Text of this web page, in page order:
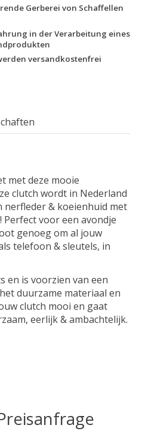
Gerberei von Schaffellen
in der Verarbeitung eines
versandkostenfrei
met deze mooie
clutch wordt in Nederland
nerfleder & koeienhuid met
voor een avondje
genoeg om al jouw
telefoon & sleutels, in
en is voorzien van een
duurzame materiaal en
clutch mooi en gaat
eerlijk & ambachtelijk.